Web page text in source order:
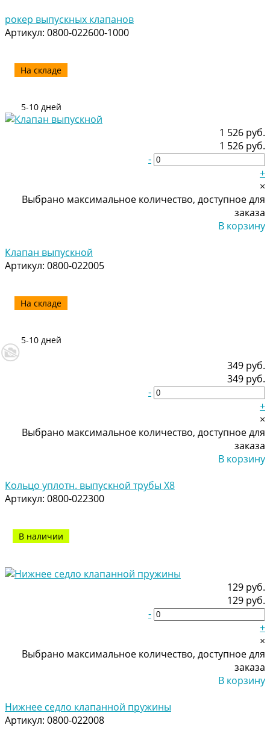
рокер выпускных клапанов
Артикул: 0800-022600-1000
На складе
5-10 дней
1 526 руб.
1 526 руб.
-
+
×
Выбрано максимальное количество, доступное для
заказа
В корзину
Клапан выпускной
Артикул: 0800-022005
На складе
5-10 дней
349 руб.
349 руб.
-
+
×
Выбрано максимальное количество, доступное для
заказа
В корзину
Кольцо уплотн. выпускной трубы Х8
Артикул: 0800-022300
В наличии
129 руб.
129 руб.
-
+
×
Выбрано максимальное количество, доступное для
заказа
В корзину
Нижнее седло клапанной пружины
Артикул: 0800-022008